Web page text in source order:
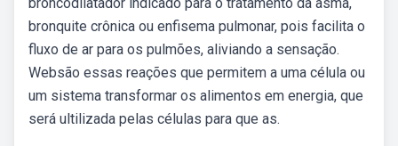
bronquite crônica ou enfisema pulmonar, pois facilita o
fluxo de ar para os pulmões, aliviando a sensação.
Websão essas reações que permitem a uma célula ou
um sistema transformar os alimentos em energia, que
será ultilizada pelas células para que as.